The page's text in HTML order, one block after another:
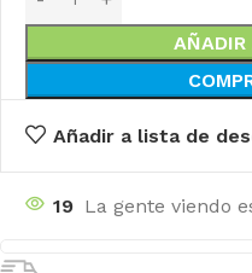
AÑADIR
Añadir a lista de
19 La gente viendo